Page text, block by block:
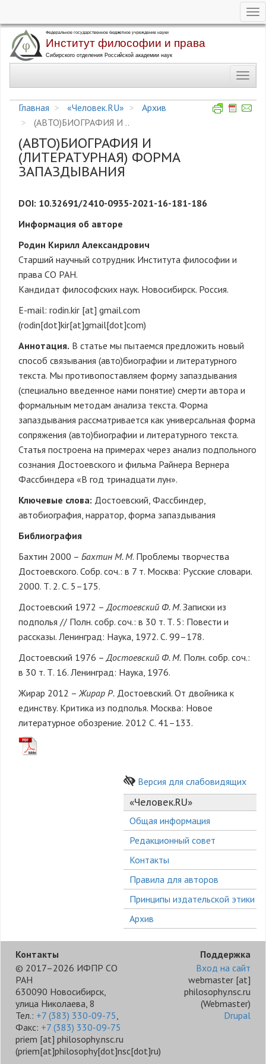
Перейти
основному
Главная
«Человек.RU»
Архив
(АВТО)БИОГРАФИЯ И ..
(АВТО)БИОГРАФИЯ И
(ЛИТЕРАТУРНАЯ) ФОРМА
ЗАПАЗДЫВАНИЯ
DOI: 10.32691/2410-0935-2021-16-181-186
Информация об авторе
Родин Кирилл Александрович
Старший научный сотрудник Института философии и
права СО РАН.
Кандидат философских наук. Новосибирск. Россия.
E-mail: rodin.kir [at] gmail.com
(rodin[dot]kir[at]gmail[dot]com)
Аннотация. В статье мы пытаемся предложить новый
способ связывания (авто)биографии и литературного
текста. Мы противопоставляем форму запаздывания
(специально введенное нами понятие) смерти автора и
формальным методам анализа текста. Форма
запаздывания рассматривается как универсальная форма
сопряжения (авто)биографии и литературного текста.
Статья построена на примерах через анализ подпольного
сознания Достоевского и фильма Райнера Вернера
Фассбиндера «В год тринадцати лун».
Ключевые слова: Достоевский, Фассбиндер,
автобиография, нарратор, форма запаздывания
Библиография
Бахтин 2000 – Бахтин М. М. Проблемы творчества
Достоевского. Собр. соч.: в 7 т. Москва: Русские словари.
2000. Т. 2. С. 5–175.
Достоевский 1972 –Достоевский Ф. М. Записки из
подполья // Полн. собр. соч.: в 30 т. Т. 5: Повести и
рассказы. Ленинград: Наука, 1972. C. 99–178.
Достоевский 1976 –Достоевский Ф. М. Полн. собр. соч.:
в 30 т. Т. 16. Ленинград: Наука, 1976.
Жирар 2012 –Жирар Р. Достоевский. От двойника к
единству. Критика из подполья. Москва: Новое
литературное обозрение. 2012 С. 41–133.
Версия для слабовидящих
«Человек.RU»
Общая информация
Редакционный совет
Контакты
Правила для авторов
Принципы издательской этики
Архив
Контакты
© 2017–2026 ИФПР СО
РАН
630090 Новосибирск,
улица Николаева, 8
Тел.: +7 (383) 330-09-75,
Факс: +7 (383) 330-09-75
priem [at] philosophy.nsc.ru
(priem[at]philosophy[dot]nsc[dot]ru)
Поддержка
Вход на сайт
webmaster [at]
philosophy.nsc.ru
(Webmaster)
Drupal